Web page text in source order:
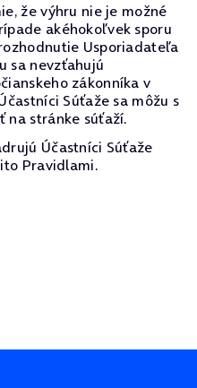
že výhru nie je možné
akéhokoľvek sporu
Usporiadateľa
sa nevzťahujú
zákonníka v
Súťaže sa môžu s
na stránke súťaží.
Účastníci Súťaže
Pravidlami.